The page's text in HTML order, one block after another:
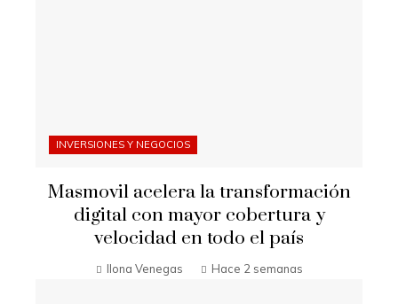
INVERSIONES Y NEGOCIOS
Masmovil acelera la transformación
digital con mayor cobertura y
velocidad en todo el país
Ilona Venegas Hace 2 semanas